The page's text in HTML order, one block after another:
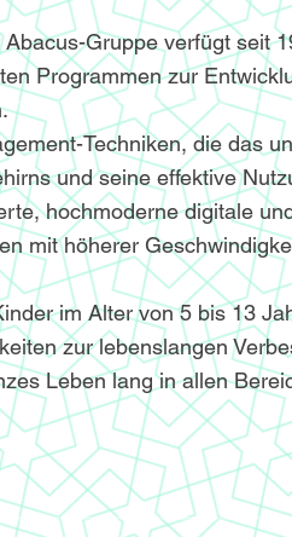
Gruppe verfügt seit
Programmen zur
Techniken, die das
und seine effektive
hochmoderne digitale
mit höherer
im Alter von 5 bis 13
zur lebenslangen
Leben lang in allen